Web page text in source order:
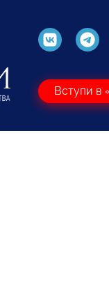
Вступи в